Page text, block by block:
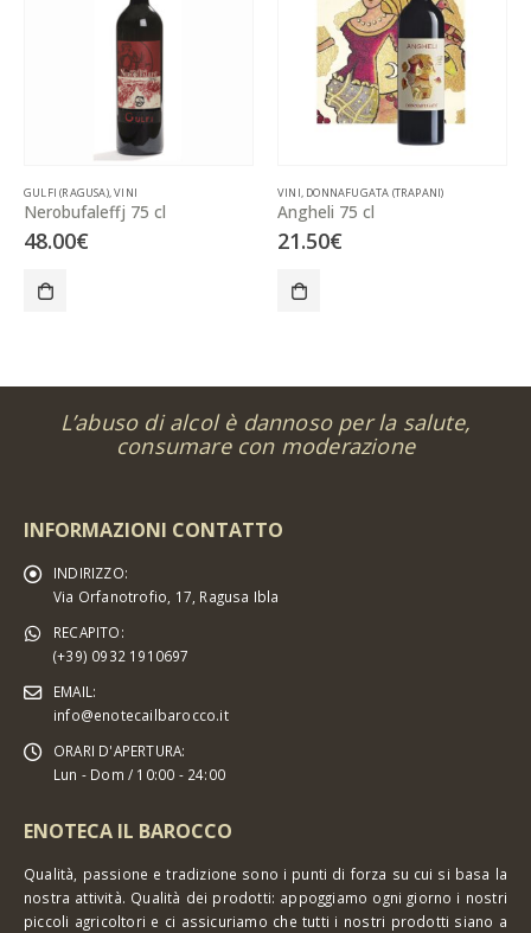
GULFI (RAGUSA),VINI
Nerobufaleffj 75 cl
48.00€
VINI, DONNAFUGATA (TRAPANI)
Angheli 75 cl
21.50€
L’abuso di alcol è dannoso per la salute,
consumare con moderazione
INFORMAZIONI CONTATTO
INDIRIZZO:
Via Orfanotrofio, 17, Ragusa Ibla
RECAPITO:
(+39) 0932 1910697
EMAIL:
info@enotecailbarocco.it
ORARI D'APERTURA:
Lun - Dom / 10:00 - 24:00
ENOTECA IL BAROCCO
Qualità, passione e tradizione sono i punti di forza su cui si basa la
nostra attività. Qualità dei prodotti: appoggiamo ogni giorno i nostri
piccoli agricoltori e ci assicuriamo che tutti i nostri prodotti siano a